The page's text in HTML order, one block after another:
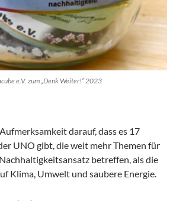
e.V. zum „Denk Weiter!“ 2023
darauf, dass es 17
UNO gibt, die weit mehr Themen für
betreffen, als die
Klima, Umwelt und saubere Energie.